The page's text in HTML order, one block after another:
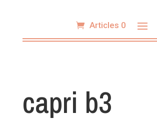
Articles 0
capri b3